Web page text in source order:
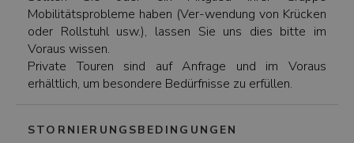
Mobilitätsprobleme haben (Ver-wendung von Krücken
oder Rollstuhl usw.), lassen Sie uns dies bitte im
Voraus wissen.
Private Touren sind auf Anfrage und im Voraus
erhältlich, um besondere Bedürfnisse zu erfüllen.
STORNIERUNGSBEDINGUNGEN